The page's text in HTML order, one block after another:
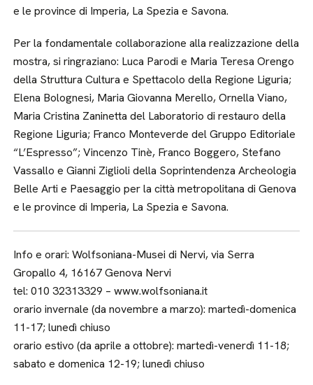
e le province di Imperia, La Spezia e Savona.
Per la fondamentale collaborazione alla realizzazione della
mostra, si ringraziano: Luca Parodi e Maria Teresa Orengo
della Struttura Cultura e Spettacolo della Regione Liguria;
Elena Bolognesi, Maria Giovanna Merello, Ornella Viano,
Maria Cristina Zaninetta del Laboratorio di restauro della
Regione Liguria; Franco Monteverde del Gruppo Editoriale
“L’Espresso”; Vincenzo Tinè, Franco Boggero, Stefano
Vassallo e Gianni Ziglioli della Soprintendenza Archeologia
Belle Arti e Paesaggio per la città metropolitana di Genova
e le province di Imperia, La Spezia e Savona.
Info e orari: Wolfsoniana-Musei di Nervi, via Serra
Gropallo 4, 16167 Genova Nervi
tel: 010 32313329 – www.wolfsoniana.it
orario invernale (da novembre a marzo): martedì-domenica
11-17; lunedì chiuso
orario estivo (da aprile a ottobre): martedì-venerdì 11-18;
sabato e domenica 12-19; lunedì chiuso